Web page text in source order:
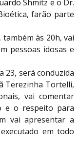
Shmitz e o Dr.
farão parte
às 20h, vai
pessoas idosas e
23, será conduzida
Terezinha Tortelli,
vai comentar
e o respeito para
vai apresentar a
em todo